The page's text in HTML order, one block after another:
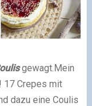
gewagt.Mein
17 Crepes mit
dazu eine Coulis